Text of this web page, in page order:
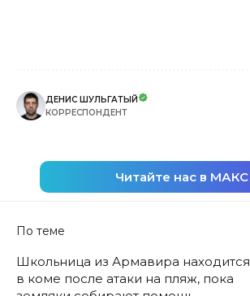
ДЕНИС ШУЛЬГАТЫЙ
КОРРЕСПОНДЕНТ
Читайте нас в МАКС
По теме
Школьница из Армавира находится
в коме после атаки на пляж, пока